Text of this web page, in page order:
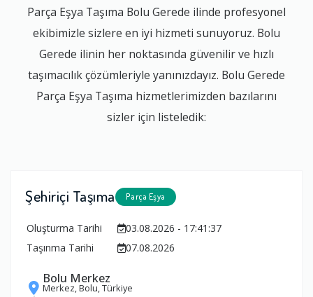
Parça Eşya Taşıma Bolu Gerede ilinde profesyonel
ekibimizle sizlere en iyi hizmeti sunuyoruz. Bolu
Gerede ilinin her noktasında güvenilir ve hızlı
taşımacılık çözümleriyle yanınızdayız. Bolu Gerede
Parça Eşya Taşıma hizmetlerimizden bazılarını
sizler için listeledik:
Şehiriçi Taşıma Parça Eşya
Oluşturma Tarihi
03.08.2026 - 17:41:37
Taşınma Tarihi
07.08.2026
Bolu Merkez
Merkez, Bolu, Türkiye